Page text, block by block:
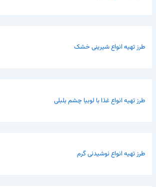
طرز تهیه انواع شیرینی خشک
طرز تهیه انواع غذا با لوبیا چشم بلبلی
طرز تهیه انواع نوشیدنی گرم